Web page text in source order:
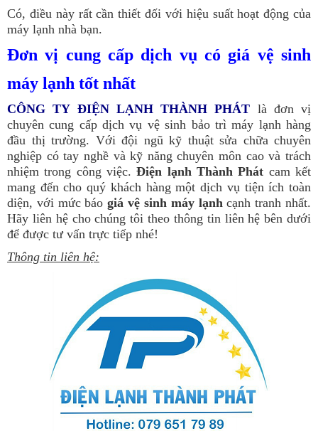
Có, điều này rất cần thiết đối với hiệu suất hoạt động của
máy lạnh nhà bạn.
Đơn vị cung cấp dịch vụ có giá vệ sinh
máy lạnh tốt nhất
CÔNG TY ĐIỆN LẠNH THÀNH PHÁT là đơn vị
chuyên cung cấp dịch vụ vệ sinh bảo trì máy lạnh hàng
đầu thị trường. Với đội ngũ kỹ thuật sửa chữa chuyên
nghiệp có tay nghề và kỹ năng chuyên môn cao và trách
nhiệm trong công việc.Điện lạnh Thành Phát cam kết
mang đến cho quý khách hàng một dịch vụ tiện ích toàn
diện, với mức báogiá vệ sinh máy lạnhcạnh tranh nhất.
Hãy liên hệ cho chúng tôi theo thông tin liên hệ bên dưới
để được tư vấn trực tiếp nhé!
Thông tin liên hệ: